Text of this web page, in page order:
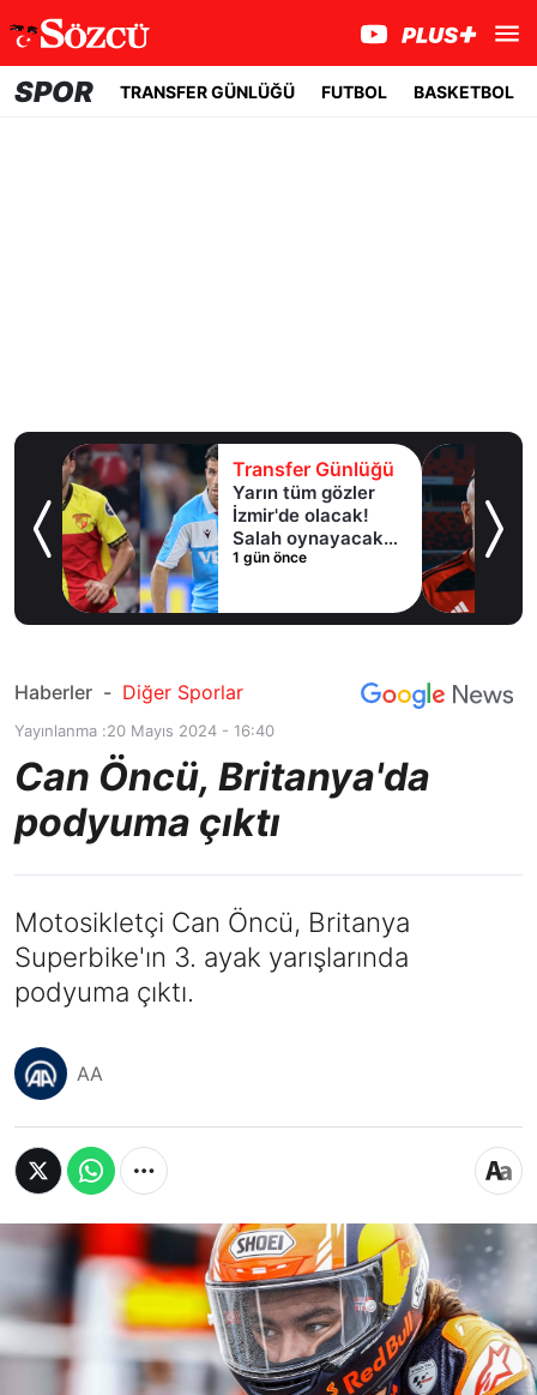
SPOR TRANSFER GÜNLÜĞÜ FUTBOL BASKETBOL
Transfer Günlüğü
Yarın tüm gözler
İzmir'de olacak!
Salah oynayacak
mı?
1 gün önce
Haberler - Diğer Sporlar
Yayınlanma :20 Mayıs 2024 - 16:40
Can Öncü, Britanya'da
podyuma çıktı
Motosikletçi Can Öncü, Britanya
Superbike'ın 3. ayak yarışlarında
podyuma çıktı.
AA